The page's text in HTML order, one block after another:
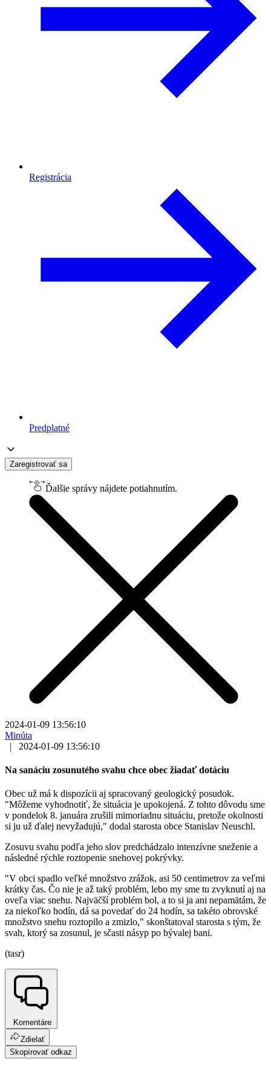
Registrácia
Predplatné
Zaregistrovať sa
Ďalšie správy nájdete potiahnutím.
2024-01-09 13:56:10
Minúta
|
2024-01-09 13:56:10
Na sanáciu zosunutého svahu chce obec žiadať dotáciu
Obec už má k dispozícii aj spracovaný geologický posudok.
"Môžeme vyhodnotiť, že situácia je upokojená. Z tohto dôvodu sme
v pondelok 8. januára zrušili mimoriadnu situáciu, pretože okolnosti
si ju už ďalej nevyžadujú," dodal starosta obce Stanislav Neuschl.
Zosuvu svahu podľa jeho slov predchádzalo intenzívne sneženie a
následné rýchle roztopenie snehovej pokrývky.
"V obci spadlo veľké množstvo zrážok, asi 50 centimetrov za veľmi
krátky čas. Čo nie je až taký problém, lebo my sme tu zvyknutí aj na
oveľa viac snehu. Najväčší problém bol, a to si ja ani nepamätám, že
za niekoľko hodín, dá sa povedať do 24 hodín, sa takéto obrovské
množstvo snehu roztopilo a zmizlo," skonštatoval starosta s tým, že
svah, ktorý sa zosunul, je sčasti násyp po bývalej bani.
(tasr)
Komentáre
Zdielať
Skopírovať odkaz